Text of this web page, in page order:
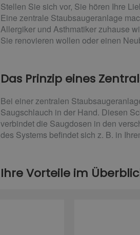
Stellen Sie sich vor, Sie hören Ihre
Eine zentrale Staubsaugeranlage
Allergiker und Asthmatiker zuhause
Sie renovieren wollen oder einen
Das Prinzip eines
Bei einer zentralen
Saugschlauch in der Hand. Diesen
verbindet die Saugdosen in den
des Systems befindet sich z. B. in
Ihre Vorteile im